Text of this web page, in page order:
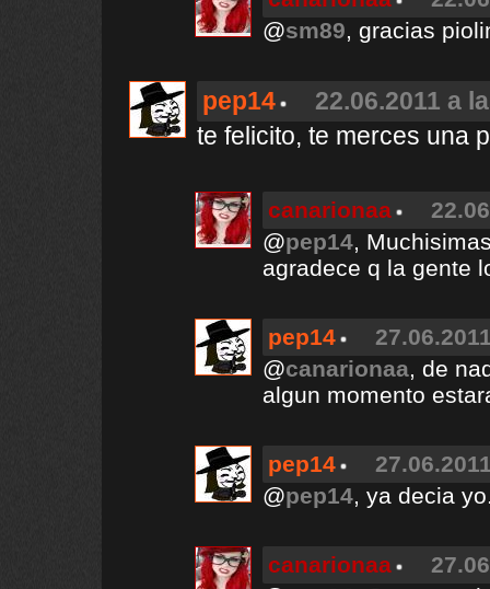
@sm89, gracias
pep14
22.06.2011 a
te felicito, te merces una
canarionaa
@pep14,
agradece q la gente
pep14
@canarionaa, de
algun momento
pep14
@pep14, ya decia
canarionaa